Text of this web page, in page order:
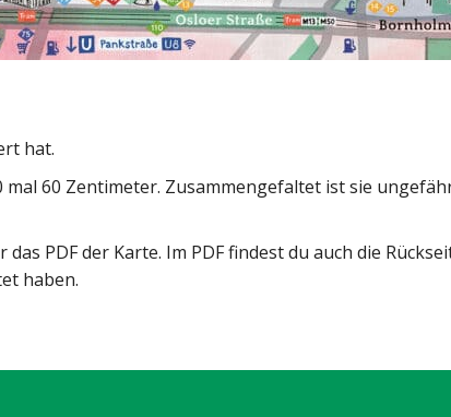
hat.
60 Zentimeter. Zusammengefaltet ist sie
das PDF der Karte. Im PDF findest du auch die
haben.